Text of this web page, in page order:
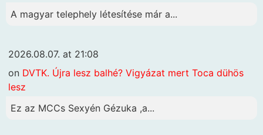
A magyar telephely létesítése már a...
2026.08.07. at 21:08
on DVTK. Újra lesz balhé? Vigyázat mert Toca dühös
lesz
Ez az MCCs Sexyén Gézuka ,a...